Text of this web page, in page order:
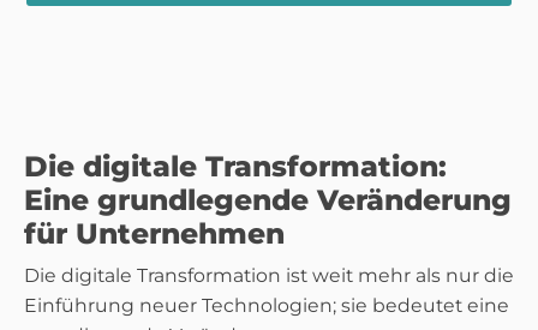
Die digitale Transformation:
Eine grundlegende Veränderung
für Unternehmen
Die digitale Transformation ist weit mehr als nur die
Einführung neuer Technologien; sie bedeutet eine